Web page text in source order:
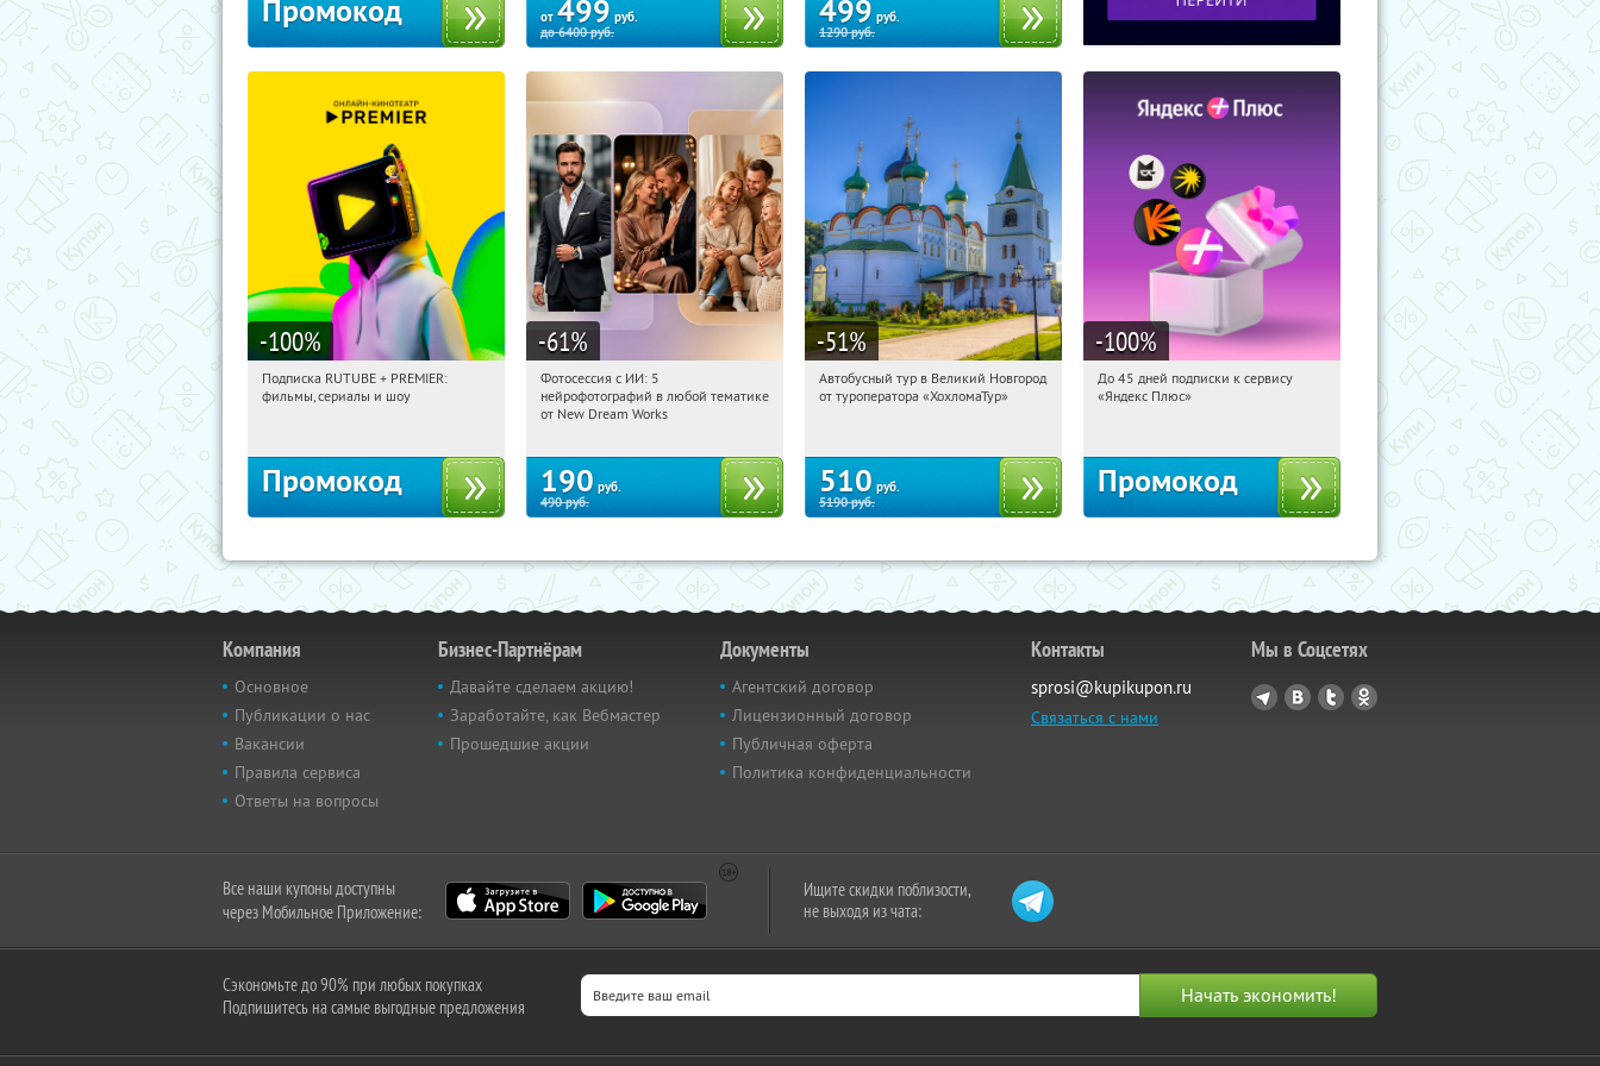
Промокод от 499 руб.
до6400руб.
499 руб.
1290руб.
-100%
10:45:44 Получили:
Подписка RUTUBE + PREMIER:
фильмы, сериалы и шоу
Промокод
-61%
10:45:44
Россия
Фотосессия с ИИ: 5
нейрофотографий в любой тематике
от New Dream Works
190 руб.
490руб.
-51%
10:45:44 Купили:2
Автобусный тур в Великий Новгород
от туроператора «ХохломаТур»
510 руб.
5190руб.
-100%
10:45:44 Получили:
До 45 дней подписки к сервису
«Яндекс Плюс»
Промокод
Компания
Основное
Публикации о нас
Вакансии
Правила сервиса
Ответы на вопросы
Бизнес-Партнёрам
Давайте сделаем акцию!
Заработайте, как Вебмастер
Прошедшие акции
Документы
Агентский договор
Лицензионный договор
Публичная оферта
Политика конфиденциальности
Контакты
sprosi@kupikupon.ru
Связаться с нами
Мы в Соцсетях
Все наши купоны доступны
через Мобильное Приложение:
Ищите скидки поблизости,
не выходя из чата:
Сэкономьте до 90% при любых покупках
Подпишитесь на самые выгодные предложения